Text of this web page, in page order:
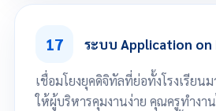
กำหนดประเภทเอกสาร
กำหนดรูปแบบเลขที่เอกสาร
เขียนเอกสาร และส่งตามโครงสร้างสถานศึกษา
รายงานสถิติการส่งเอกสาร
จัดการข้อมูลเอกสารออนไลน์
17 ระบบ Application on
เชื่อมโยงยุคดิจิทัลที่ย่อทั้งโรงเรียน
ให้ผู้บริหารคุมงานง่าย คุณครูทำงา